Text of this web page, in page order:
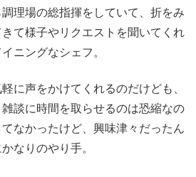
理場の総指揮をしていて、折をみ
て様子やリクエストを聞いてくれ
ニングなシェフ。
に声をかけてくれるのだけども、
談に時間を取らせるのは恐縮なの
なかったけど、興味津々だったん
なりのやり手。